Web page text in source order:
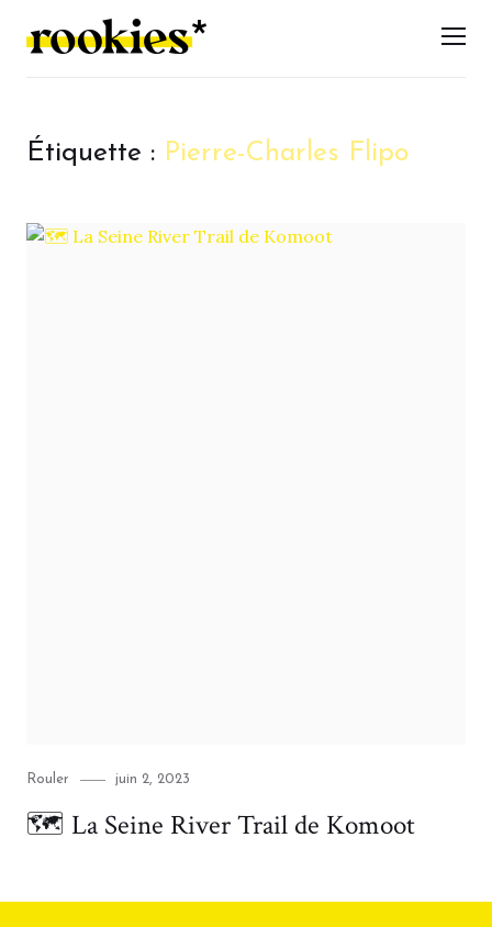
LES ROOKIES
Étiquette : Pierre-Charles Flipo
Category
Rouler
Posted
juin 2, 2023
🗺️ La Seine River Trail de Komoot